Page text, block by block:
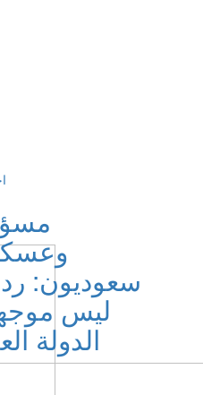
سعوديون: رد
ليس
الدولة